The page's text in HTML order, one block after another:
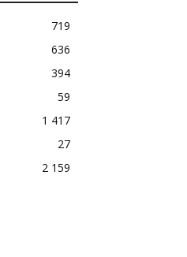
719
636
394
59
1 417
27
2 159